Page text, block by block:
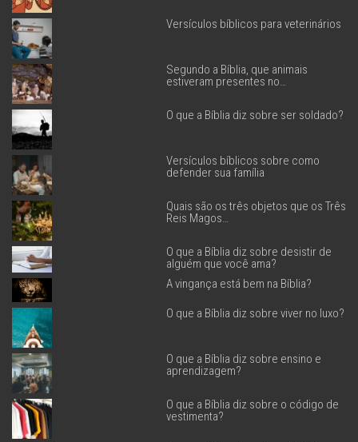
Versículos bíblicos para veterinários
Segundo a Bíblia, que animais
estiveram presentes no…
O que a Bíblia diz sobre ser soldado?
Versículos bíblicos sobre como
defender sua família
Quais são os três objetos que os Três
Reis Magos…
O que a Bíblia diz sobre desistir de
alguém que você ama?
A vingança está bem na Bíblia?
O que a Bíblia diz sobre viver no luxo?
O que a Bíblia diz sobre ensino e
aprendizagem?
O que a Bíblia diz sobre o código de
vestimenta?